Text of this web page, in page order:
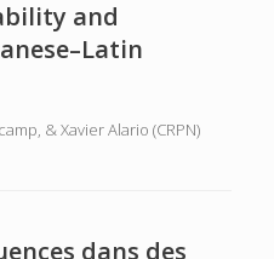
and
& Xavier Alario (CRPN)
dans des